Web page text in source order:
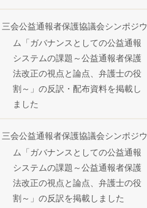
三会公益通報者保護協議会シンポジウ
ム「ガバナンスとしての公益通報
システムの課題～公益通報者保護
法改正の視点と論点、弁護士の役
割～」の反訳・配布資料を掲載し
ました
三会公益通報者保護協議会シンポジウ
ム「ガバナンスとしての公益通報
システムの課題～公益通報者保護
法改正の視点と論点、弁護士の役
割～」の反訳を掲載しました